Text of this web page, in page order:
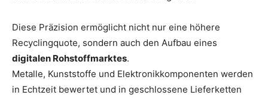
Diese Präzision ermöglicht nicht nur eine höhere
Recyclingquote, sondern auch den Aufbau eines
digitalen Rohstoffmarktes.
Metalle, Kunststoffe und Elektronikkomponenten werden
in Echtzeit bewertet und in geschlossene Lieferketten